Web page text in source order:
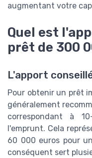
augmentant votre
Quel est
prêt de 300
L'apport
Pour obtenir un prêt
généralement
correspondant à
l'emprunt. Cela
60 000 euros pour
conséquent sert